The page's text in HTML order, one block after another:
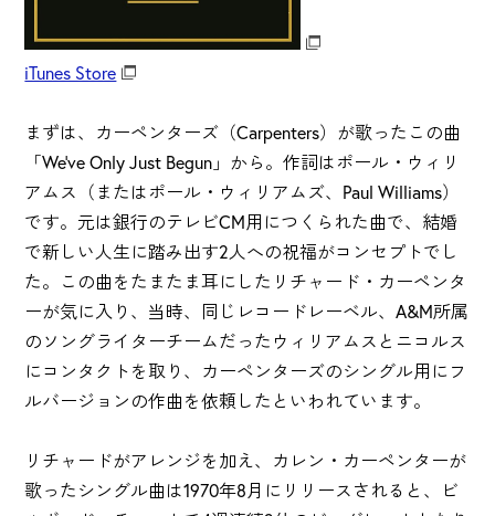
iTunes Store
まずは、カーペンターズ（Carpenters）が歌ったこの曲
「We've Only Just Begun」から。作詞はポール・ウィリ
アムス（またはポール・ウィリアムズ、Paul Williams）
です。元は銀行のテレビCM用につくられた曲で、結婚
で新しい人生に踏み出す2人への祝福がコンセプトでし
た。この曲をたまたま耳にしたリチャード・カーペンタ
ーが気に入り、当時、同じレコードレーベル、A&M所属
のソングライターチームだったウィリアムスとニコルス
にコンタクトを取り、カーペンターズのシングル用にフ
ルバージョンの作曲を依頼したといわれています。
リチャードがアレンジを加え、カレン・カーペンターが
歌ったシングル曲は1970年8月にリリースされると、ビ